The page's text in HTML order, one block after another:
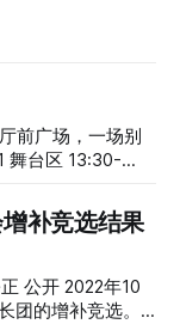
获了友谊和快
学联
的新朋友，或是
； 在这里
此心安处即吾
，或是领略更高
学的一个公益
利的学生学者社
馆、布伦瑞克地
。 开场表
补竞选结果
团的增补竞选。